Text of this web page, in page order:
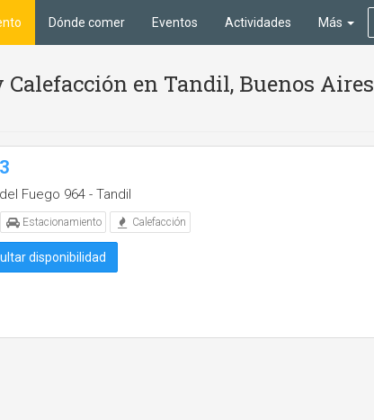
Dónde comer Eventos Actividades Más
en Tandil, Buenos Aires
Fuego 964 - Tandil
Estacionamiento Calefacción
disponibilidad